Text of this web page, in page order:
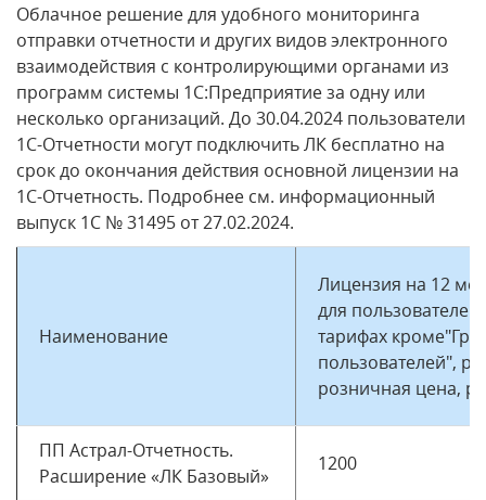
Облачное решение для удобного мониторинга
отправки отчетности и других видов электронного
взаимодействия с контролирующими органами из
программ системы 1С:Предприятие за одну или
несколько организаций. До 30.04.2024 пользователи
1С-Отчетности могут подключить ЛК бесплатно на
срок до окончания действия основной лицензии на
1С-Отчетность. Подробнее см. информационный
выпуск 1С № 31495 от 27.02.2024.
Наименование
Лицензия на 12
для пользователей
тарифах
пользователей",
розничная цена,
ПП Астрал-Отчетность.
Расширение «ЛК Базовый»
1200